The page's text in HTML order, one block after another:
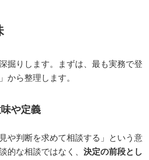
掘りします。まずは、最も実務で登
から整理します。
や定義
や判断を求めて相談する」という意
的な相談ではなく、 決定の前段とし